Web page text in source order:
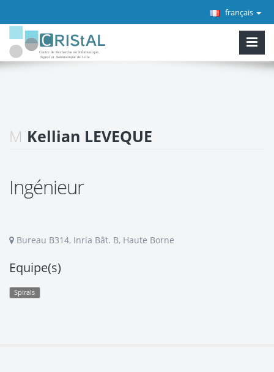
français
M Kellian LEVEQUE
Ingénieur
Bureau B314, Inria Bât. B, Haute Borne
Equipe(s)
Spirals